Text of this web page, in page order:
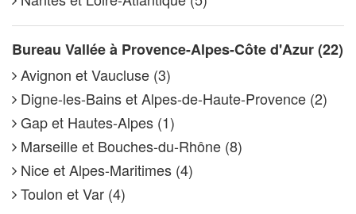
Bureau Vallée à Provence-Alpes-Côte d'Azur (22)
Avignon et Vaucluse (3)
Digne-les-Bains et Alpes-de-Haute-Provence (2)
Gap et Hautes-Alpes (1)
Marseille et Bouches-du-Rhône (8)
Nice et Alpes-Maritimes (4)
Toulon et Var (4)